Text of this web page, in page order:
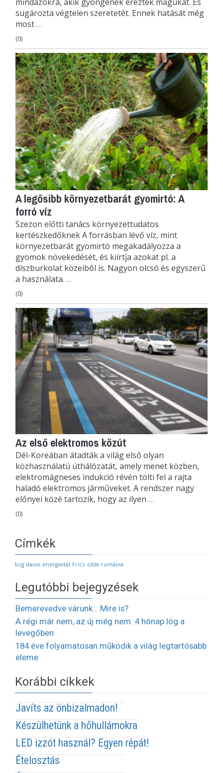
sugározta végtelen szeretetét. Ennek hatását még
most…
(0)
A legősibb környezetbarát gyomirtó: A
forró víz
Szezon előtti tanács környezettudatos
kertészkedőknek A forrásban lévő víz, mint
környezetbarát gyomirtó megakadályozza a
gyomok növekedését, és kiírtja azokat pl. a
díszburkolat közeiből is. Nagyon olcsó és egyszerű
a használata. …
(0)
Az első elektromos közút
Dél-Koreában átadták a világ első olyan
közhasználatú úthálózatát, amely menet közben,
elektromágneses indukció révén tölti fel a rajta
haladó elektromos járműveket. A rendszer nagy
előnyei közé tartozik, hogy az ilyen …
(0)
Címkék
bcg davos energiaital Fricz oltás románia
Legutóbbi bejegyzések
Bemerevedve várunk… Mire is?
A régi már nem, az új még nem: 4 hónap lóg a
levegőben
184 éve folyamatosan működik a világ legtartósabb
eleme
Korábbi cikkek
Javíts az önbizalmadon!
Készülhetünk a hőhullámokra
LED izzót használ? Egyen répát!
Ételosztás